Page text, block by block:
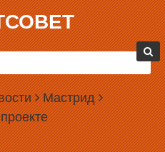
Мастрид
БАКОВА
Свердловское региональное
пенсионеров распространило
говорилось, что в ближайшие